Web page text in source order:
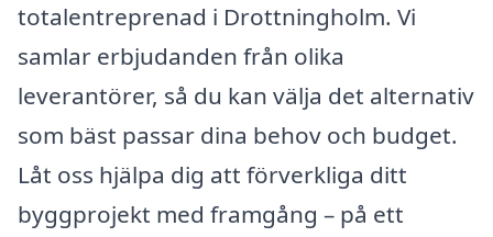
totalentreprenad i Drottningholm. Vi
samlar erbjudanden från olika
leverantörer, så du kan välja det alternativ
som bäst passar dina behov och budget.
Låt oss hjälpa dig att förverkliga ditt
byggprojekt med framgång – på ett